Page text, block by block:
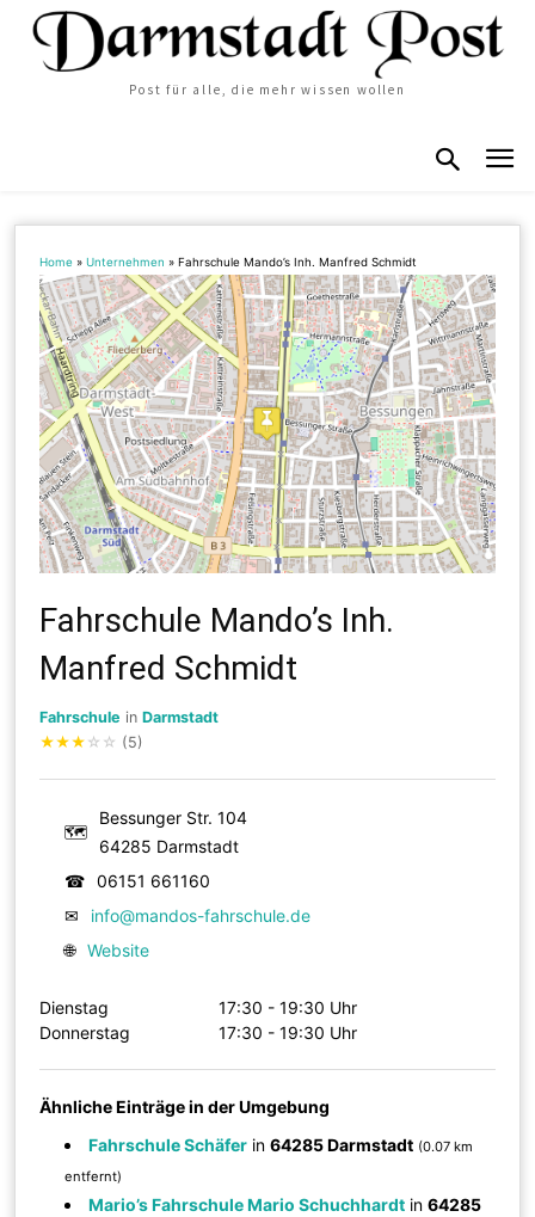
Post für alle, die mehr wissen wollen
Home »Unternehmen »Fahrschule Mando’s Inh. Manfred Schmidt
Fahrschule Mando’s Inh.
Manfred Schmidt
Fahrschule inDarmstadt
★★★ ☆ ☆ (5)
🗺
Bessunger Str. 104
64285 Darmstadt
☎
06151 661160
✉
info@mandos-fahrschule.de
🌐 Website
Dienstag
17:30 - 19:30 Uhr
Donnerstag
17:30 - 19:30 Uhr
Ähnliche Einträge in der Umgebung
Fahrschule Schäfer in64285 Darmstadt (0.07 km
entfernt)
Mario’s Fahrschule Mario Schuchhardt in64285